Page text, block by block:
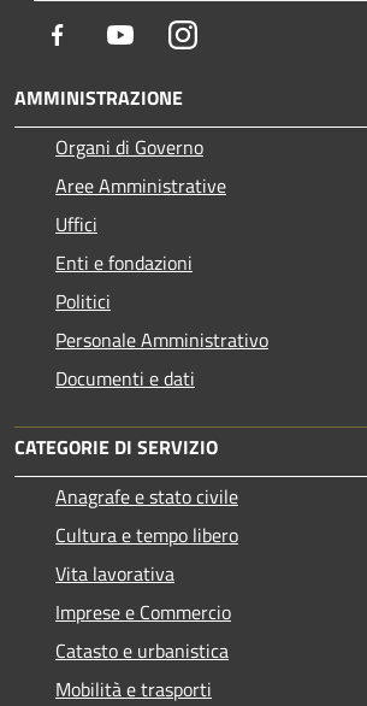
Facebook YoutubeInstagram
AMMINISTRAZIONE
Organi di Governo
Aree Amministrative
Uffici
Enti e fondazioni
Politici
Personale Amministrativo
Documenti e dati
CATEGORIE DI SERVIZIO
Anagrafe e stato civile
Cultura e tempo libero
Vita lavorativa
Imprese e Commercio
Catasto e urbanistica
Mobilità e trasporti